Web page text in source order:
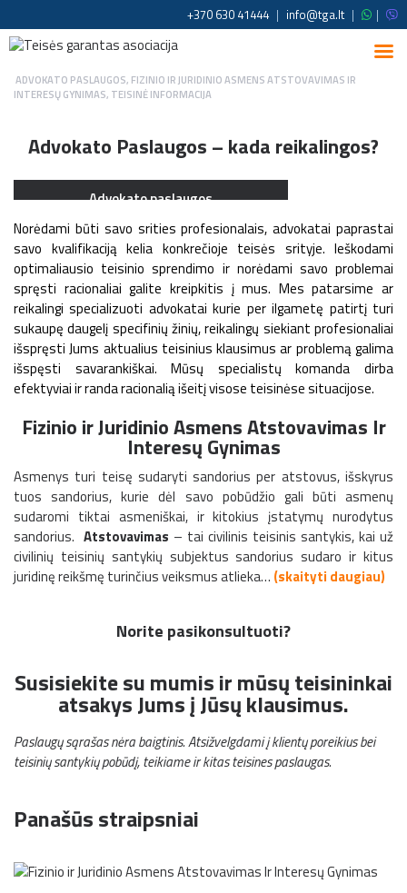
+370 630 41444 | info@tga.lt | |
ADVOKATO PASLAUGOS, FIZINIO IR JURIDINIO ASMENS ATSTOVAVIMAS IR
INTERESŲ GYNIMAS, TEISINĖ INFORMACIJA
Advokato Paslaugos – kada reikalingos?
Advokato paslaugos
Norėdami būti savo srities profesionalais, advokatai paprastai
savo kvalifikaciją kelia konkrečioje teisės srityje. Ieškodami
optimaliausio teisinio sprendimo ir norėdami savo problemai
spręsti racionaliai galite kreipkitis į mus. Mes patarsime ar
reikalingi specializuoti advokatai kurie per ilgametę patirtį turi
sukaupę daugelį specifinių žinių, reikalingų siekiant profesionaliai
išspręsti Jums aktualius teisinius klausimus ar problemą galima
išspęsti savarankiškai. Mūsų specialistų komanda dirba
efektyviai ir randa racionalią išeitį visose teisinėse situacijose.
Fizinio ir Juridinio Asmens Atstovavimas Ir
Interesų Gynimas
Asmenys turi teisę sudaryti sandorius per atstovus, išskyrus
tuos sandorius, kurie dėl savo pobūdžio gali būti asmenų
sudaromi tiktai asmeniškai, ir kitokius įstatymų nurodytus
sandorius. Atstovavimas – tai civilinis teisinis santykis, kai už
civilinių teisinių santykių subjektus sandorius sudaro ir kitus
juridinę reikšmę turinčius veiksmus atlieka… (skaityti daugiau)
Norite pasikonsultuoti?
Susisiekite su mumis ir mūsų teisininkai
atsakys Jums į Jūsų klausimus.
Paslaugų sąrašas nėra baigtinis. Atsižvelgdami į klientų poreikius bei
teisinių santykių pobūdį, teikiame ir kitas teisines paslaugas.
Panašūs straipsniai